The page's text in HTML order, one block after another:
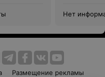
Нет
Размещение рекламы